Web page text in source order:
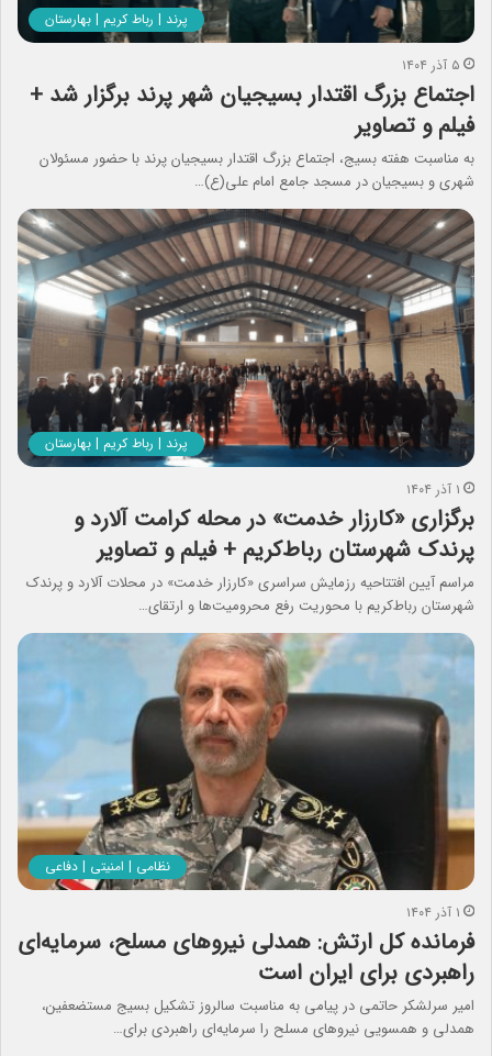
پرند | رباط کریم | بهارستان
۵ آذر ۱۴۰۴
اجتماع بزرگ اقتدار بسیجیان شهر پرند برگزار شد +
فیلم و تصاویر
به مناسبت هفته بسیج، اجتماع بزرگ اقتدار بسیجیان پرند با حضور مسئولان
شهری و بسیجیان در مسجد جامع امام علی(ع)…
پرند | رباط کریم | بهارستان
۱ آذر ۱۴۰۴
برگزاری «کارزار خدمت» در محله کرامت آلارد و
پرندک شهرستان رباط‌کریم + فیلم و تصاویر
مراسم آیین افتتاحیه رزمایش سراسری «کارزار خدمت» در محلات آلارد و پرندک
شهرستان رباط‌کریم با محوریت رفع محرومیت‌ها و ارتقای…
نظامی | امنیتی | دفاعی
۱ آذر ۱۴۰۴
فرمانده کل ارتش: همدلی نیروهای مسلح، سرمایه‌ای
راهبردی برای ایران است
امیر سرلشکر حاتمی در پیامی به مناسبت سالروز تشکیل بسیج مستضعفین،
همدلی و همسویی نیروهای مسلح را سرمایه‌ای راهبردی برای…